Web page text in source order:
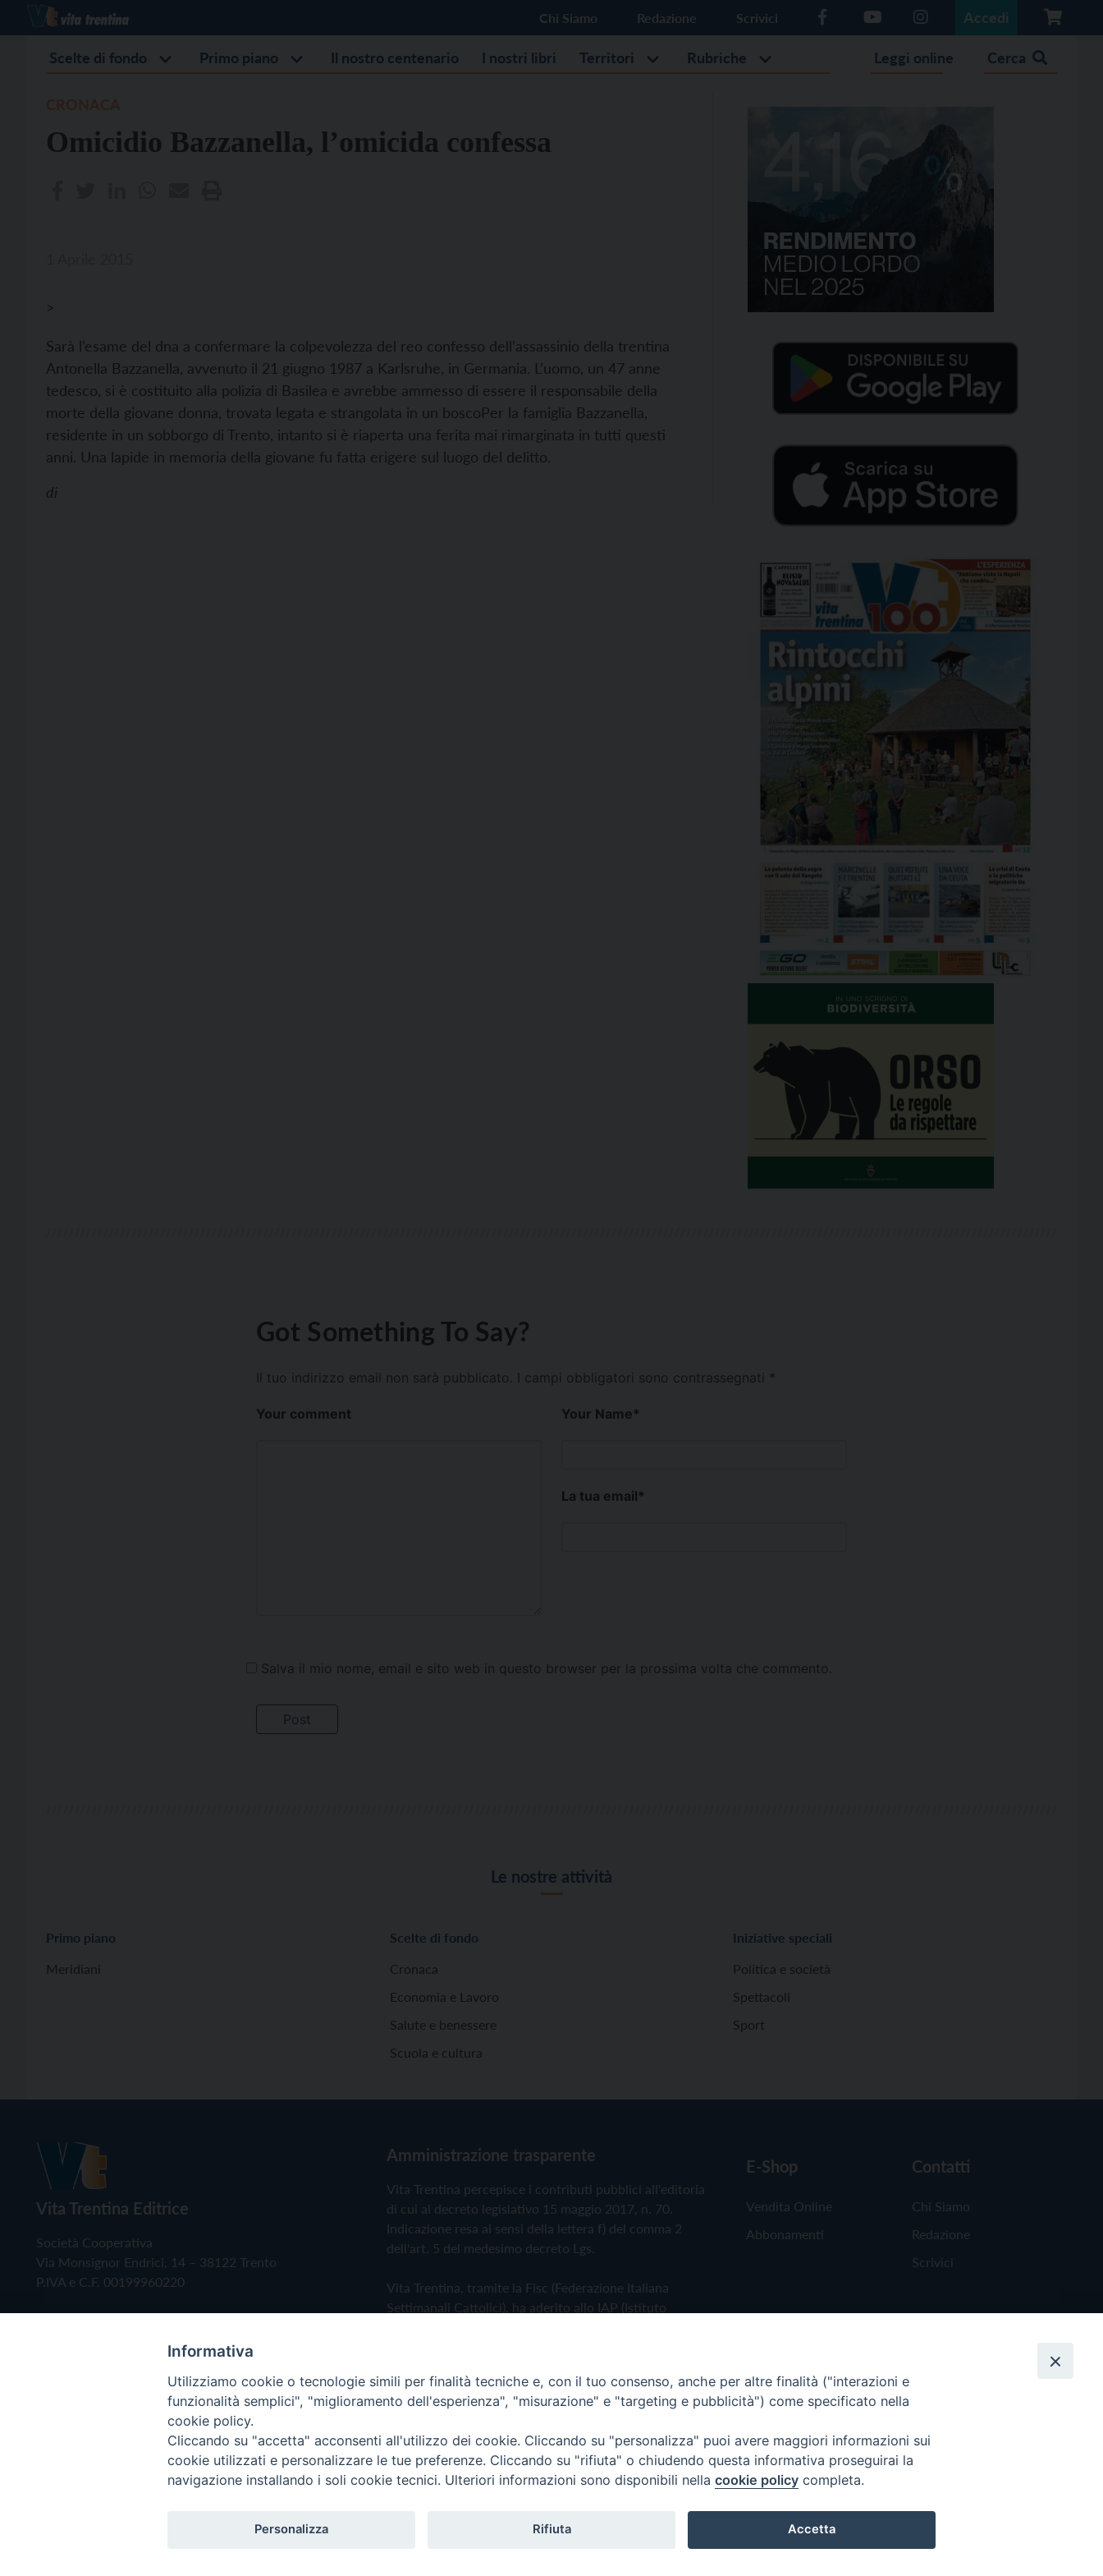
Chi Siamo Redazione Scrivici Accedi
Scelte di fondo Primo piano Il nostro centenario I nostri libri Territori Rubriche Leggi online Cerca
Omicidio Bazzanella, l’omicida confessa
>
Sarà l’esame del dna a confermare la colpevolezza del reo confesso dell’assassinio della trentina
Antonella Bazzanella, avvenuto il 21 giugno 1987 a Karlsruhe, in Germania. L’uomo, un 47 anne
tedesco, si è costituito alla polizia di Basilea e avrebbe ammesso di essere il responsabile della
morte della giovane donna, trovata legata e strangolata in un boscoPer la famiglia Bazzanella,
residente in un sobborgo di Trento, intanto si è riaperta una ferita mai rimarginata in tutti questi
anni. Una lapide in memoria della giovane fu fatta erigere sul luogo del delitto.
di
Got Something To Say?
Il tuo indirizzo email non sarà pubblicato. I campi obbligatori sono contrassegnati *
Your comment Your Name*
La tua email*
Salva il mio nome, email e sito web in questo browser per la prossima volta che commento.
Le nostre attività
Primo piano
Meridiani
Scelte di fondo
Cronaca
Economia e Lavoro
Salute e benessere
Scuola e cultura
Iniziative speciali
Politica e società
Spettacoli
Sport
Vita Trentina Editrice
Società Cooperativa
Via Monsignor Endrici, 14 – 38122 Trento
P.IVA e C.F. 00199960220
Amministrazione trasparente
Vita Trentina percepisce i contributi pubblici all'editoria
di cui al decreto legislativo 15 maggio 2017, n. 70.
Indicazione resa ai sensi della lettera f) del comma 2
dell'art. 5 del medesimo decreto Lgs.
Vita Trentina, tramite la Fisc (Federazione Italiana
Settimanali Cattolici), ha aderito allo IAP (Istituto
Privacy Policy Cookie Policy
E-Shop
Vendita Online
Abbonamenti
Contatti
Chi Siamo
Redazione
Scrivici
Copyright © 2019 - Tutti i diritti riservati - Vita Trentina Editrice
Informativa
Utilizziamo cookie o tecnologie simili per finalità tecniche e, con il tuo consenso, anche per altre finalità ("interazioni e
funzionalità semplici", "miglioramento dell'esperienza", "misurazione" e "targeting e pubblicità") come specificato nella
cookie policy.
Cliccando su "accetta" acconsenti all'utilizzo dei cookie. Cliccando su "personalizza" puoi avere maggiori informazioni sui
cookie utilizzati e personalizzare le tue preferenze. Cliccando su "rifiuta" o chiudendo questa informativa proseguirai la
navigazione installando i soli cookie tecnici. Ulteriori informazioni sono disponibili nella cookie policy completa.
Personalizza Rifiuta Accetta